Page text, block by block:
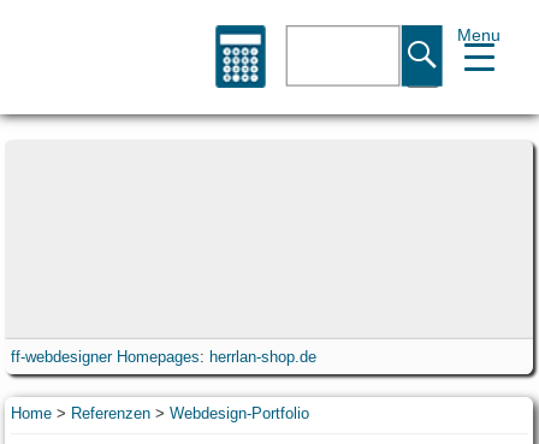
Home> Referenzen> Webdesign-Portfolio
ff-webdesigner Homepages: herrlan-shop.de
Menu